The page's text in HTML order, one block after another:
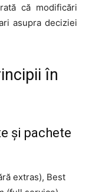
că modificări
asupra deciziei
în
și pachete
extras), Best